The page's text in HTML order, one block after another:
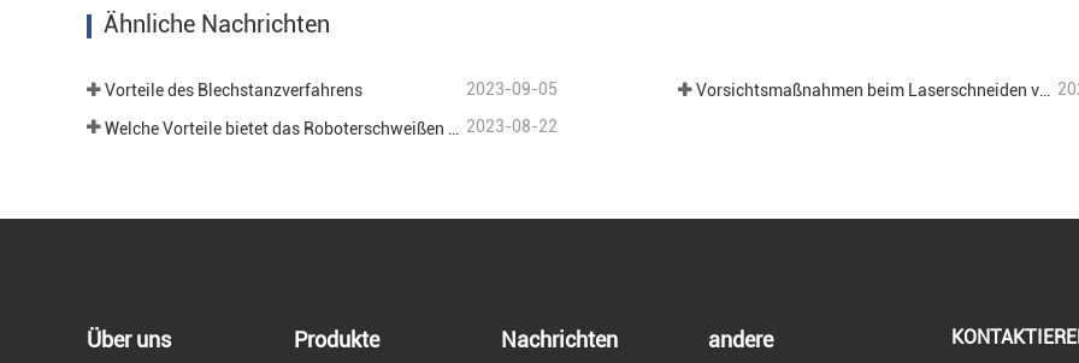
Ähnliche Nachrichten
Vorteile des Blechstanzverfahrens 2023-09-05 Vorsichtsmaßnahmen beim Laserschneiden verschiedener Bleche in der Blechbearbeitung.
2023-08-22
Über uns Produkte Nachrichten andere